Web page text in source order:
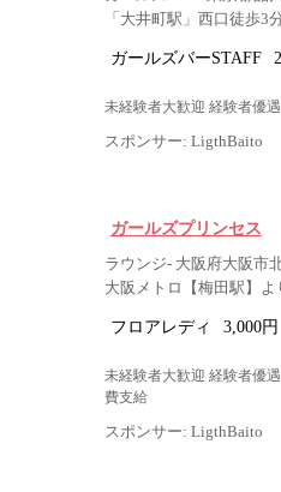
「大井町駅」西口徒歩3
ガールズバーSTAFF
未経験者大歓迎 経験者優
スポンサー: LigthBaito
ガールズプリンセス
ラウンジ- 大阪府大阪市
大阪メトロ【梅田駅】
フロアレディ 3,000円
未経験者大歓迎 経験者優
費支給
スポンサー: LigthBaito